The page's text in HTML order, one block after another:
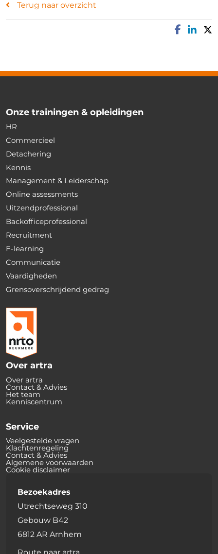
Terug naar overzicht
Onze trainingen & opleidingen
HR
Commercieel
Detachering
Kennis
Management & Leiderschap
Online assessments
Uitzendprofessional
Backofficeprofessional
Recruitment
E-learning
Communicatie
Vaardigheden
Grensoverschrijdend gedrag
Over artra
Over artra
Contact & Advies
Het team
Kenniscentrum
Service
Veelgestelde vragen
Klachtenregeling
Contact & Advies
Algemene voorwaarden
Cookie disclaimer
Bezoekadres
Utrechtseweg 310
Gebouw B42
6812 AR Arnhem